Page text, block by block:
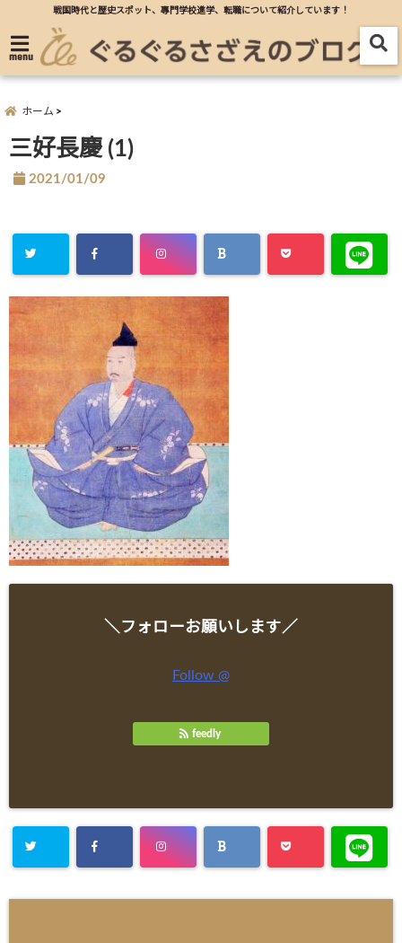
戦国時代と歴史スポット、專門学校進学、転職について紹介しています！
menu
ホーム
三好長慶 (1)
2021/01/09
＼フォローお願いします／
Follow @
feedly